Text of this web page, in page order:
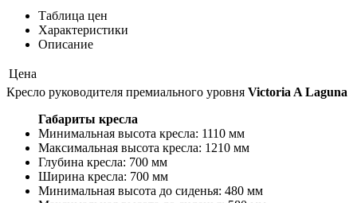
Таблица цен
Характеристики
Описание
Цена
Кресло руководителя премиального уровня Victoria A Laguna
Габариты кресла
Минимальная высота кресла: 1110 мм
Максимальная высота кресла: 1210 мм
Глубина кресла: 700 мм
Ширина кресла: 700 мм
Минимальная высота до сиденья: 480 мм